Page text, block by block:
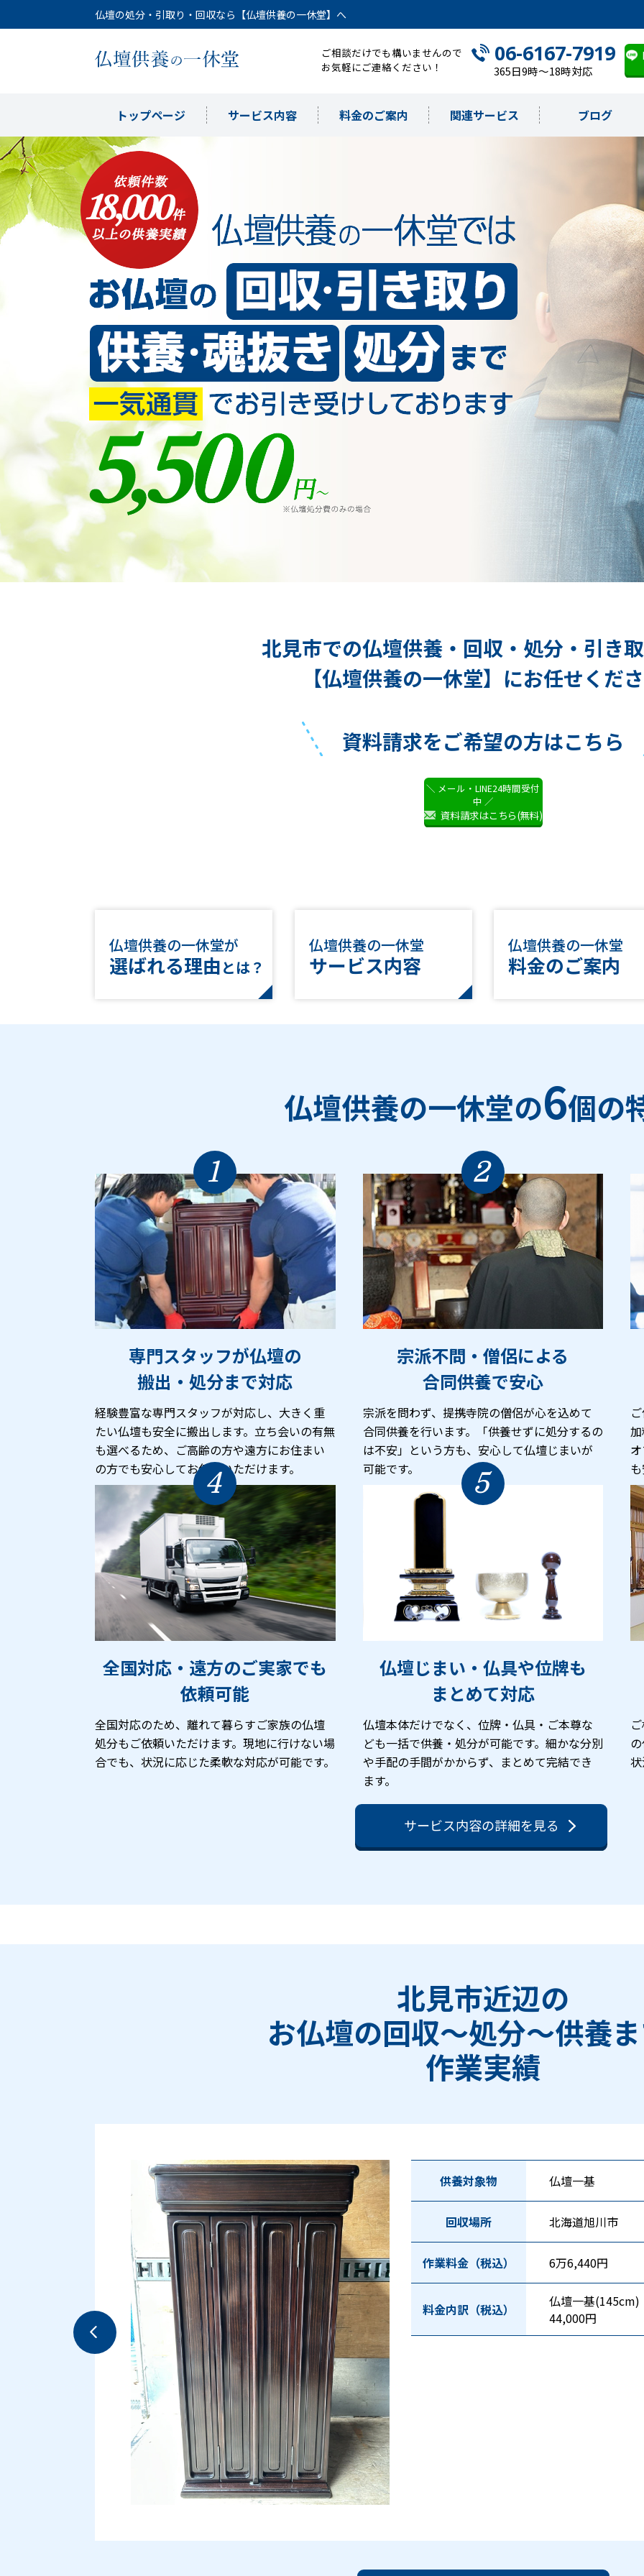
仏壇の処分・引取り・回収なら【仏壇供養の一休堂】へ
ご相談だけでも構いませんので
お気軽にご連絡ください！
06-6167-7919
365日9時～18時対応
トップページ サービス内容 料金のご案内 関連サービス ブログ
北見市での仏壇供養・ 回収・処分・引き
【仏壇供養の一休堂】にお任せくだ
資料請求をご希望の方はこちら
＼ メール・LINE24時間受付
中 ／
資料請求はこちら(無料)
仏壇供養の一休堂が
選ばれる理由とは？
仏壇供養の一休堂
サービス内容
仏壇供養の一休堂
料金のご案内
仏壇供養の一休堂の6個の
1
専門スタッフが仏壇の
搬出・処分まで対応
経験豊富な専門スタッフが対応し、大きく重
たい仏壇も安全に搬出します。立ち会いの有無
も選べるため、ご高齢の方や遠方にお住まい
の方でも安心してお任せいただけます。
2
宗派不問・僧侶による
合同供養で安心
宗派を問わず、提携寺院の僧侶が心を込めて
合同供養を行います。「供養せずに処分するの
は不安」という方も、安心して仏壇じまいが
可能です。
4
全国対応・遠方のご実家でも
依頼可能
全国対応のため、離れて暮らすご家族の仏壇
処分もご依頼いただけます。現地に行けない場
合でも、状況に応じた柔軟な対応が可能です。
5
仏壇じまい・仏具や位牌も
まとめて対応
仏壇本体だけでなく、位牌・仏具・ご本尊な
ども一括で供養・処分が可能です。細かな分別
や手配の手間がかからず、まとめて完結でき
ます。
サービス内容の詳細を見る
北見市近辺の
お仏壇の回収〜処分〜供養
作業実績
供養対象物 仏壇一基
回収場所 北海道旭川市
作業料金（税込） 6万6,440円
料金内訳（税込）
仏壇一基
44,000円